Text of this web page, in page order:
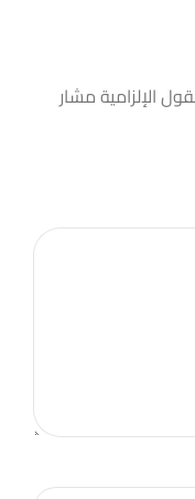
الإلزامية مشار